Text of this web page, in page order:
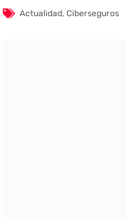
Actualidad,Ciberseguros